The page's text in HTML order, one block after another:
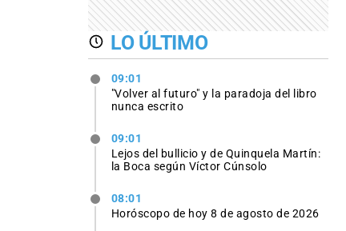
LO ÚLTIMO
09:01
"Volver al futuro" y la paradoja del libro
nunca escrito
09:01
Lejos del bullicio y de Quinquela Martín:
la Boca según Víctor Cúnsolo
08:01
Horóscopo de hoy 8 de agosto de 2026